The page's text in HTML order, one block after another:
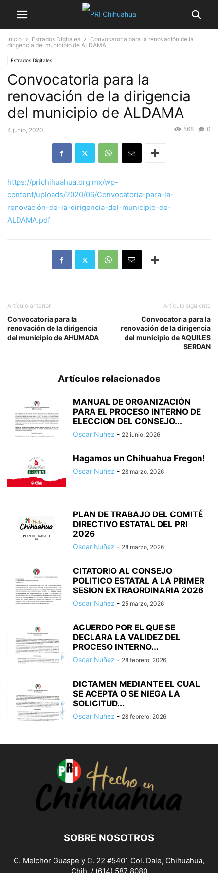
Inicio Estrados Digitales
Convocatoria para la renovación de la
dirigencia del municipio de ALDAMA
Estrados Digitales
Convocatoria para la
renovación de la dirigencia
del municipio de ALDAMA
4 junio, 2020 0
568
https://prichihuahua.org.mx/wp-
content/uploads/2020/06/Convocatoria-para-la-
renovación-de-la-dirigencia-del-municipio-de-
ALDAMA.pdf
Artículo anterior
Convocatoria para la
renovación de la dirigencia
del municipio de AHUMADA
Artículo siguiente
Convocatoria para la
renovación de la dirigencia
del municipio de AQUILES
SERDAN
Artículos relacionados
MANUAL DE ORGANIZACIÓN
PARA EL PROCESO INTERNO DE
ELECCION DEL CONSEJO...
Oscar Nuñez - 22 junio, 2026
Hagamos un Chihuahua Fregon!
Oscar Nuñez - 28 marzo, 2026
PLAN DE TRABAJO DEL COMITÉ
DIRECTIVO ESTATAL DEL PRI
2026
Oscar Nuñez - 28 marzo, 2026
CITATORIO AL CONSEJO
POLITICO ESTATAL A LA PRIMER
SESION EXTRAORDINARIA 2026
Oscar Nuñez - 25 marzo, 2026
ACUERDO POR EL QUE SE
DECLARA LA VALIDEZ DEL
PROCESO INTERNO...
Oscar Nuñez - 28 febrero, 2026
DICTAMEN MEDIANTE EL CUAL
SE ACEPTA O SE NIEGA LA
SOLICITUD...
Oscar Nuñez - 28 febrero, 2026
SOBRE NOSOTROS
C. Melchor Guaspe y C. 22 #5401 Col. Dale, Chihuahua,
Chih. / (614) 587 8080